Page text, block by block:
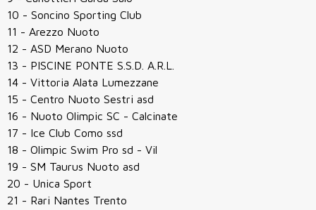
10 - Soncino Sporting Club
11 - Arezzo Nuoto
12 - ASD Merano Nuoto
13 - PISCINE PONTE S.S.D. A.R.L.
14 - Vittoria Alata Lumezzane
15 - Centro Nuoto Sestri asd
16 - Nuoto Olimpic SC - Calcinate
17 - Ice Club Como ssd
18 - Olimpic Swim Pro sd - Vil
19 - SM Taurus Nuoto asd
20 - Unica Sport
21 - Rari Nantes Trento